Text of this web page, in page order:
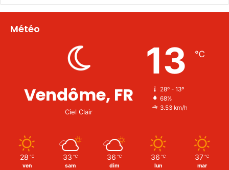
Météo
Vendôme, FR
Ciel Clair
13 ℃
28º - 13º
68%
3.53 km/h
28 ℃
ven
33 ℃
sam
36 ℃
dim
36 ℃
lun
37 ℃
mar